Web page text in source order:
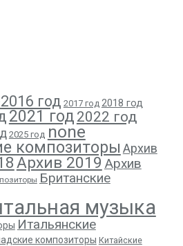
год 2017 год 2018 год
2021 год 2022 год
2025 год none
композиторы Архив
Архив 2019 Архив
Британские
музыка
Итальянские
композиторы Китайские